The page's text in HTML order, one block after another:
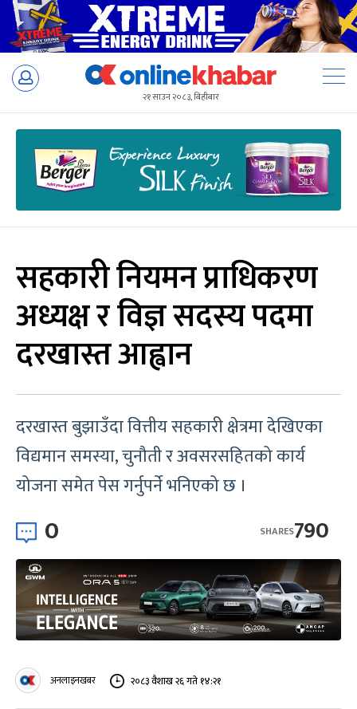
Skip
२१ साउन २०८३, बिहीबार
सहकारी नियमन प्राधिकरण
अध्यक्ष र विज्ञ सदस्य पदमा
दरखास्त आह्वान
दरखास्त बुझाउँदा वित्तीय सहकारी क्षेत्रमा देखिएका
विद्यमान समस्या, चुनौती र अवसरसहितको कार्य
योजना समेत पेस गर्नुपर्ने भनिएको छ ।
0 790
SHARES
अनलाइनखबर २०८३ वैशाख २६ गते १४:२१